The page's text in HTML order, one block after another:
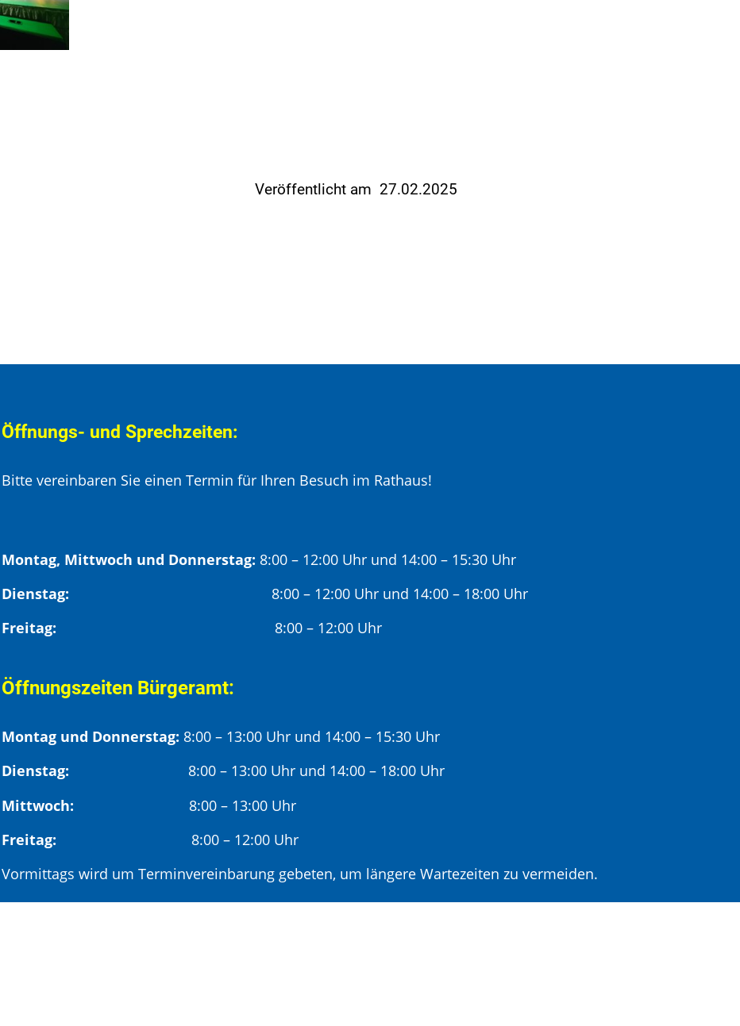
Veröffentlicht am 27.02.2025
Öffnungs- und Sprechzeiten:
Bitte vereinbaren Sie einen Termin für Ihren Besuch im Rathaus!
Montag, Mittwoch und Donnerstag: 8:00 – 12:00 Uhr und 14:00 – 15:30 Uhr
Dienstag: 8:00 – 12:00 Uhr und 14:00 – 18:00 Uhr
Freitag:
8:00 – 12:00 Uhr
Öffnungszeiten Bürgeramt:
Montag und Donnerstag: 8:00 – 13:00 Uhr und 14:00 – 15:30 Uhr
Dienstag: 8:00 – 13:00 Uhr und 14:00 – 18:00 Uhr
Mittwoch: 8:00 – 13:00 Uhr
Freitag:
8:00 – 12:00 Uhr
Vormittags wird um Terminvereinbarung gebeten, um längere Wartezeiten zu vermeiden.
Nachmittags (ab 14:00 Uhr) ausschließlich mit vorheriger Terminvereinbarung.